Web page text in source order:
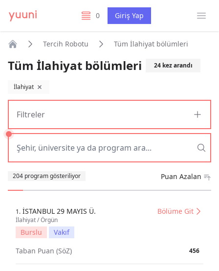
0
listelerim Giriş Yap
Tercih Robotu Tüm İlahiyat bölümleri
Tüm İlahiyat bölümleri 24kez arandı
İlahiyat filtreyi kaldır
Filtreler
204 program gösteriliyor Puan Azalan
1. İSTANBUL 29 MAYIS Ü.
İlahiyat / Örgün
Bölüme Git
Burslu
Vakıf
Taban Puan (SöZ)
456